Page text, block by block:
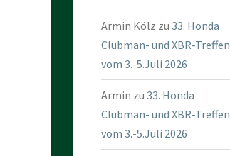
Armin Kölz zu 33. Honda
Clubman- und XBR-Treffen
vom 3.-5.Juli 2026
Armin zu 33. Honda
Clubman- und XBR-Treffen
vom 3.-5.Juli 2026